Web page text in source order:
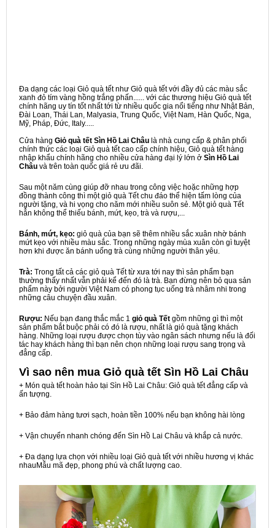
Đa dạng các loại Giỏ quà tết như Giỏ quà tết với đầy đủ các màu sắc
xanh đỏ tím vàng hồng trắng phấn...... với các thương hiệu Giỏ quà tết
chính hãng uy tín tốt nhất tới từ nhiều quốc gia nổi tiếng như Nhật Bản,
Đài Loan, Thái Lan, Malyasia, Trung Quốc, Việt Nam, Hàn Quốc, Nga,
Mỹ, Pháp, Đức, Italy.....
Cửa hàng Giỏ quà tết Sìn Hồ Lai Châu là nhà cung cấp & phân phối
chính thức các loại Giỏ quà tết cao cấp chính hiệu, Giỏ quà tết hàng
nhập khẩu chính hãng cho nhiều cửa hàng đại lý lớn ở Sìn Hồ Lai
Châu và trên toàn quốc giá rẻ ưu đãi.
Sau một năm cùng giúp đỡ nhau trong công việc hoặc những hợp
đồng thành công thì một giỏ quà Tết chu đáo thể hiện tấm lòng của
người tặng, và hi vọng cho năm mới nhiều suôn sẻ. Một giỏ quà Tết
hẳn không thể thiếu bánh, mứt, kẹo, trà và rượu,...
Bánh, mứt, kẹo: giỏ quà của bạn sẽ thêm nhiều sắc xuân nhờ bánh
mứt kẹo với nhiều màu sắc. Trong những ngày mùa xuân còn gì tuyệt
hơn khi được ăn bánh uống trà cùng những người thân yêu.
Trà: Trong tất cả các giỏ quà Tết từ xưa tới nay thì sản phẩm bạn
thường thấy nhất vẫn phải kể đến đó là trà. Bạn đừng nên bỏ qua sản
phẩm này bởi người Việt Nam có phong tục uống trà nhâm nhi trong
những câu chuyện đầu xuân.
Rượu: Nếu bạn đang thắc mắc 1 giỏ quà Tết gồm những gì thì một
sản phẩm bắt buộc phải có đó là rượu, nhất là giỏ quà tặng khách
hàng. Những loại rượu được chọn tùy vào ngân sách nhưng nếu là đối
tác hay khách hàng thì bạn nên chọn những loại rượu sang trọng và
đẳng cấp.
Vì sao nên mua Giỏ quà tết Sìn Hồ Lai Châu
+ Món quà tết hoàn hảo tại Sìn Hồ Lai Châu: Giỏ quà tết đẳng cấp và
ấn tượng.
+ Bảo đảm hàng tươi sạch, hoàn tiền 100% nếu bạn không hài lòng
+ Vận chuyển nhanh chóng đến Sìn Hồ Lai Châu và khắp cả nước.
+ Đa dạng lựa chọn với nhiều loại Giỏ quà tết với nhiều hương vị khác
nhauMẫu mã đẹp, phong phú và chất lượng cao.